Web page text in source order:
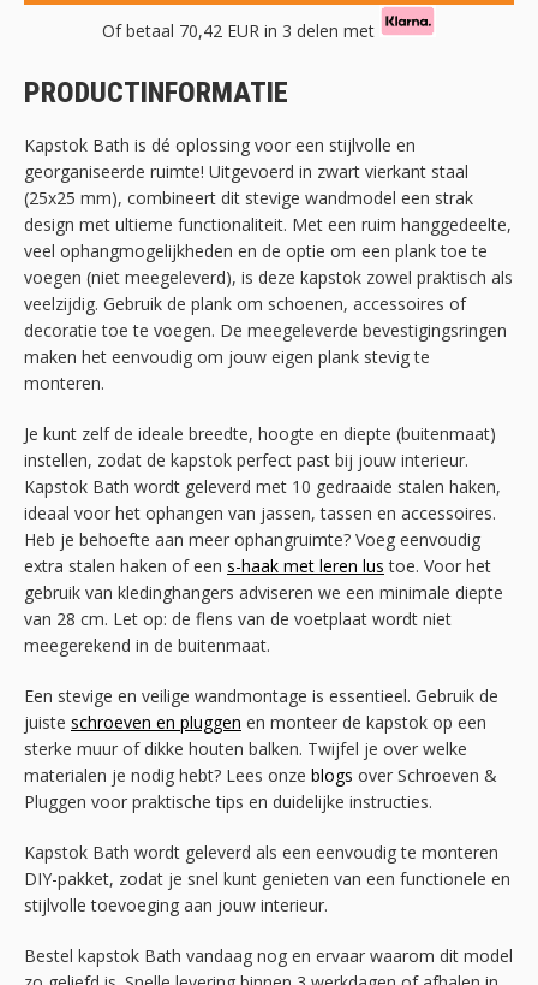
Of betaal 70,42 EUR in 3 delen met
PRODUCTINFORMATIE
Kapstok Bath is dé oplossing voor een stijlvolle en
georganiseerde ruimte! Uitgevoerd in zwart vierkant staal
(25x25 mm), combineert dit stevige wandmodel een strak
design met ultieme functionaliteit. Met een ruim hanggedeelte,
veel ophangmogelijkheden en de optie om een plank toe te
voegen (niet meegeleverd), is deze kapstok zowel praktisch als
veelzijdig. Gebruik de plank om schoenen, accessoires of
decoratie toe te voegen. De meegeleverde bevestigingsringen
maken het eenvoudig om jouw eigen plank stevig te
monteren.
Je kunt zelf de ideale breedte, hoogte en diepte (buitenmaat)
instellen, zodat de kapstok perfect past bij jouw interieur.
Kapstok Bath wordt geleverd met 10 gedraaide stalen haken,
ideaal voor het ophangen van jassen, tassen en accessoires.
Heb je behoefte aan meer ophangruimte? Voeg eenvoudig
extra stalen haken of een s-haak met leren lus toe. Voor het
gebruik van kledinghangers adviseren we een minimale diepte
van 28 cm. Let op: de flens van de voetplaat wordt niet
meegerekend in de buitenmaat.
Een stevige en veilige wandmontage is essentieel. Gebruik de
juiste schroeven en pluggen en monteer de kapstok op een
sterke muur of dikke houten balken. Twijfel je over welke
materialen je nodig hebt? Lees onze blogs over Schroeven &
Pluggen voor praktische tips en duidelijke instructies.
Kapstok Bath wordt geleverd als een eenvoudig te monteren
DIY-pakket, zodat je snel kunt genieten van een functionele en
stijlvolle toevoeging aan jouw interieur.
Bestel kapstok Bath vandaag nog en ervaar waarom dit model